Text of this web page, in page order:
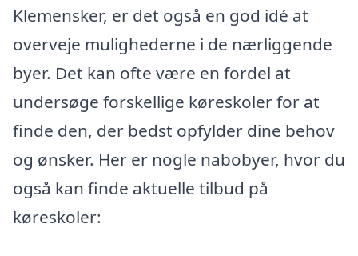
Klemensker, er det også en god idé at
overveje mulighederne i de nærliggende
byer. Det kan ofte være en fordel at
undersøge forskellige køreskoler for at
finde den, der bedst opfylder dine behov
og ønsker. Her er nogle nabobyer, hvor du
også kan finde aktuelle tilbud på
køreskoler: